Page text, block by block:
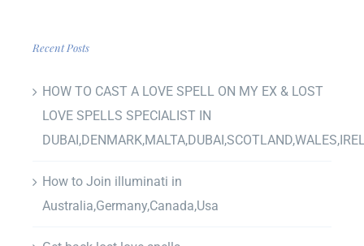
Recent Posts
HOW TO CAST A LOVE SPELL ON MY EX & LOST
LOVE SPELLS SPECIALIST IN
How to Join illuminati in
Australia,Germany,Canada,Usa